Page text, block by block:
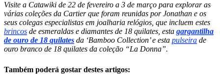
Visite a Catawiki de 22 de fevereiro a 3 de março para explorar as
várias coleções da Cartier que foram reunidas por Jonathan e os
seus colegas especialistas em joalharia relógios, que incluem estes
brincos de esmeraldas e diamantes de 18 quilates, esta gargantilha
de ouro de 18 quilates da ‘Bamboo Collection’ e esta pulseira de
ouro branco de 18 quilates da coleção “La Donna”.
Também poderá gostar destes artigos: